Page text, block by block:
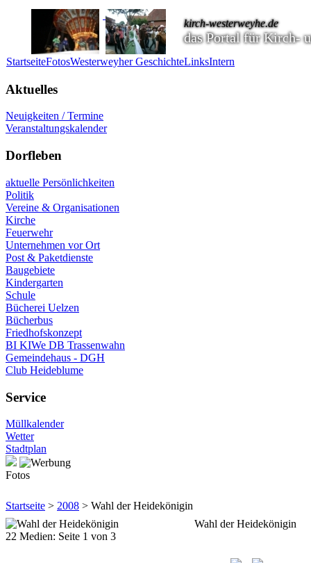
kirch-westerweyhe.de
das Portal für Kirch-
StartseiteFotosWesterweyher GeschichteLinksIntern
Aktuelles
Neuigkeiten / Termine
Veranstaltungskalender
Dorfleben
aktuelle Persönlichkeiten
Politik
Vereine & Organisationen
Kirche
Feuerwehr
Unternehmen vor Ort
Post & Paketdienste
Baugebiete
Kindergarten
Schule
Bücherei Uelzen
Bücherbus
Friedhofskonzept
BI KIWe DB Trassenwahn
Gemeindehaus - DGH
Club Heideblume
Service
Müllkalender
Wetter
Stadtplan
Fotos
Startseite > 2008 > Wahl der Heidekönigin
Wahl der Heidekönigin
22 Medien: Seite 1 von 3